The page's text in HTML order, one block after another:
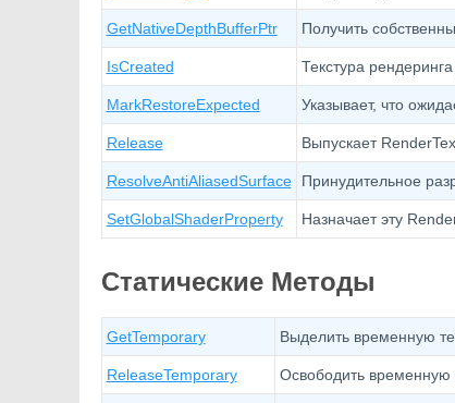
GetNativeDepthBufferPtr Получить
IsCreated Текстура
MarkRestoreExpected Указывает, что
Release Выпускает
ResolveAntiAliasedSurface Принудительное
SetGlobalShaderProperty Назначает эту
Статические Методы
GetTemporary Выделить временную
ReleaseTemporary Освободить временную